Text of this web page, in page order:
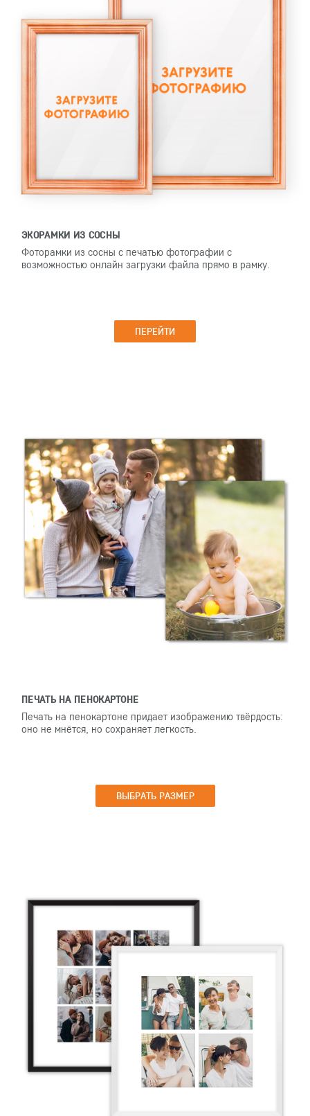
ЭКОРАМКИ ИЗ СОСНЫ
Фоторамки из сосны с печатью фотографии с
возможностью онлайн загрузки файла прямо в рамку.
ПЕРЕЙТИ
ПЕЧАТЬ НА ПЕНОКАРТОНЕ
Печать на пенокартоне придает изображению твёрдость:
оно не мнётся, но сохраняет легкость.
ВЫБРАТЬ РАЗМЕР